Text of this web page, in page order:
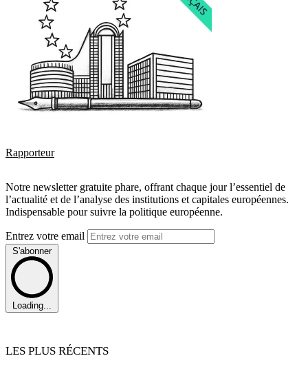
Rapporteur
Notre newsletter gratuite phare, offrant chaque jour l’essentiel de
l’actualité et de l’analyse des institutions et capitales européennes.
Indispensable pour suivre la politique européenne.
Entrez votre email
S'abonner
Loading...
LES PLUS RÉCENTS